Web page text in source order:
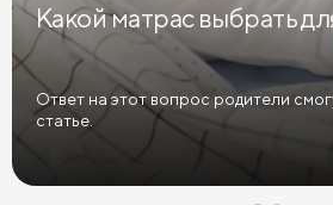
Детские кровати оранжевого цвета
Детские кровати розового цвета
Детские кровати синего цвета
Какой матрас выбрать
Ответ на этот вопрос родители
статье.